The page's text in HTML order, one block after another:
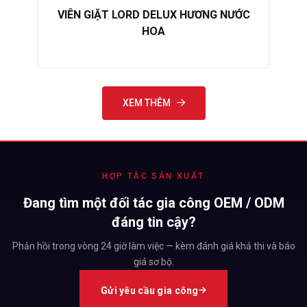
Công nghệ enzyme giúp đánh bay các vết bẩn cứng đầu như
Loại bỏ mùi hôi khó chịu trên quần áo, đặc biệt là đồ thể thao,
Hương sen dịu nhẹ, thanh mát giúp quần áo thơm lâu suốt cả
Không cần dùng thêm nước xả vải, quần áo vẫn mềm mại tự
hạng5.00
trên 5
VIÊN GIẶT LORD DELUX HƯƠNG NƯỚC
HOA
XEM THÊM
HỢP TÁC SẢN XUẤT
Đang tìm một đối tác gia công OEM / ODM
đáng tin cậy?
Phản hồi trong vòng 24 giờ làm việc — kèm đánh giá khả thi và báo
giá sơ bộ.
Gửi yêu cầu gia công